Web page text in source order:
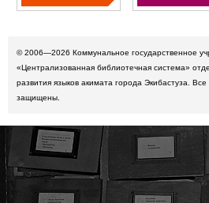
© 2006—2026 Коммунальное государственное
«Централизованная библиотечная система»
развития языков акимата города Экибастуза. Все
защищены.